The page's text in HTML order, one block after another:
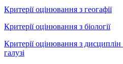
Критерії оцінювання з геогафії
Критерії оцінювання з біології
Критерії оцінювання з дисциплін
галузі